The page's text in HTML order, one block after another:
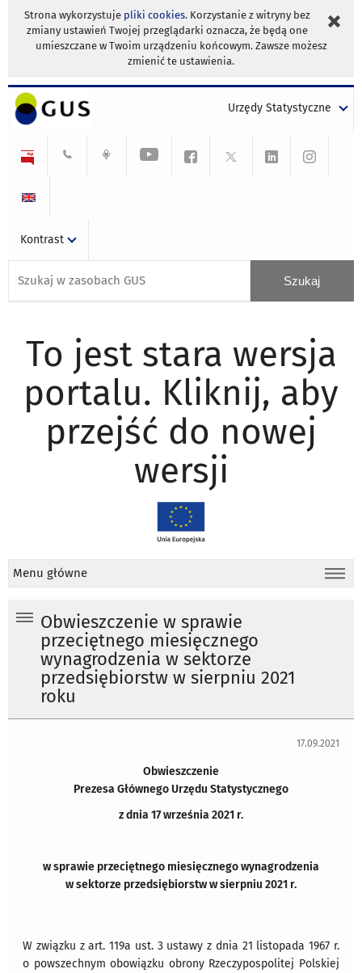
Strona wykorzystuje pliki cookies. Korzystanie z witryny bez
zmiany ustawień Twojej przeglądarki oznacza, że będą one
umieszczane w Twoim urządzeniu końcowym. Zawsze możesz
zmienić te ustawienia.
Urzędy Statystyczne
Kontrast
To jest stara wersja
portalu. Kliknij, aby
przejść do nowej
wersji
Menu główne
Obwieszczenie w sprawie
przeciętnego miesięcznego
wynagrodzenia w sektorze
przedsiębiorstw w sierpniu 2021
roku
17.09.2021
Obwieszczenie
Prezesa Głównego Urzędu Statystycznego
z dnia 17 września 2021 r.
w sprawie przeciętnego miesięcznego wynagrodzenia
w sektorze przedsiębiorstw w sierpniu 2021 r.
W związku z art. 119a ust. 3 ustawy z dnia 21 listopada 1967 r.
o powszechnym obowiązku obrony Rzeczypospolitej Polskiej